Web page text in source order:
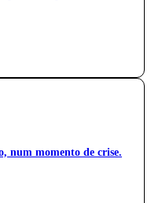
num momento de crise.